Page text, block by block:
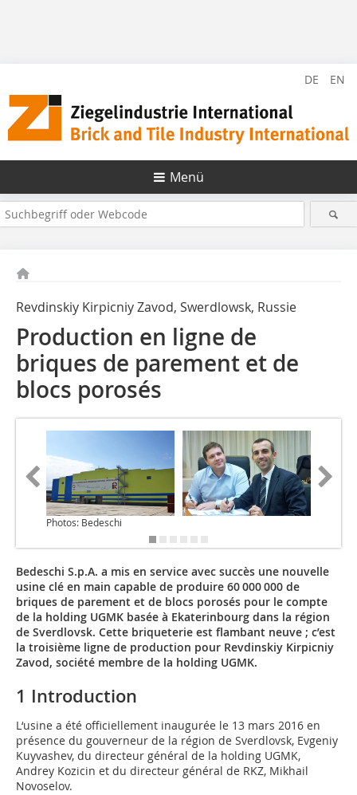
DE EN
Menü
Revdinskiy Kirpicniy Zavod, Swerdlowsk, Russie
Production en ligne de
briques de parement et de
blocs porosés
Photos: Bedeschi
Bedeschi S.p.A. a mis en service avec succès une nouvelle
usine clé en main capable de produire 60 000 000 de
briques de parement et de blocs porosés pour le compte
de la holding UGMK basée à Ekaterinbourg dans la région
de Sverdlovsk. Cette briqueterie est flambant neuve ; c’est
la troisième ligne de production pour Revdinskiy Kirpicniy
Zavod, société membre de la holding UGMK.
1 Introduction
L‘usine a été officiellement inaugurée le 13 mars 2016 en
présence du gouverneur de la région de Sverdlovsk, Evgeniy
Kuyvashev, du directeur général de la holding UGMK,
Andrey Kozicin et du directeur général de RKZ, Mikhail
Novoselov.